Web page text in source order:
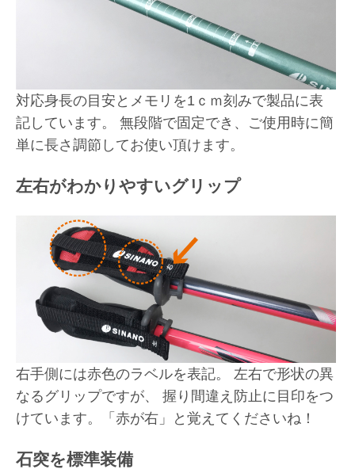
対応身長の目安とメモリを1ｃｍ刻みで製品に表
記しています。 無段階で固定でき、ご使用時に簡
単に長さ調節してお使い頂けます。
左右がわかりやすいグリップ
右手側には赤色のラベルを表記。 左右で形状の異
なるグリップですが、 握り間違え防止に目印をつ
けています。「赤が右」と覚えてくださいね！
石突を標準装備